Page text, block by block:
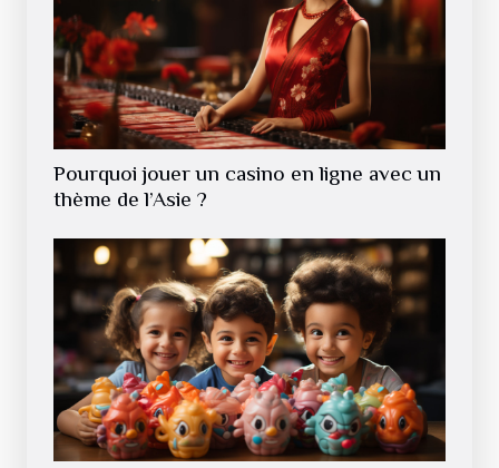
Pourquoi jouer un casino en ligne avec un
thème de l’Asie ?